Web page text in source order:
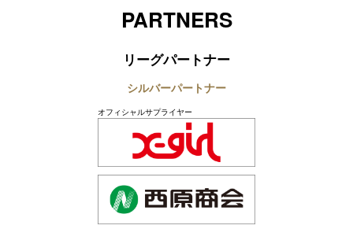
PARTNERS
リーグパートナー
シルバーパートナー
オフィシャルサプライヤー